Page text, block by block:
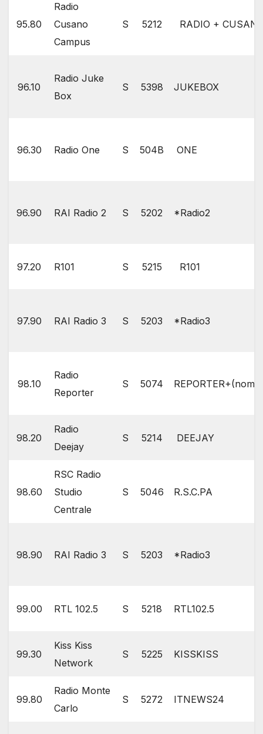
95.80
Radio
Cusano
Campus
S 5212 RADIO +
96.10
Radio Juke
Box
S 5398 JUKEBOX
96.30 Radio One S 504B ONE
96.90 RAI Radio 2 S 5202 *Radio2
97.20 R101 S 5215 R101
97.90 RAI Radio 3 S 5203 *Radio3
98.10
Radio
Reporter
S 5074
98.20
Radio
Deejay
S 5214 DEEJAY
98.60
RSC Radio
Studio
Centrale
S 5046 R.S.C.PA
98.90 RAI Radio 3 S 5203 *Radio3
99.00 RTL 102.5 S 5218 RTL102.5
99.30
Kiss Kiss
Network
S 5225 KISSKISS
99.80
Radio Monte
Carlo
S 5272 ITNEWS24